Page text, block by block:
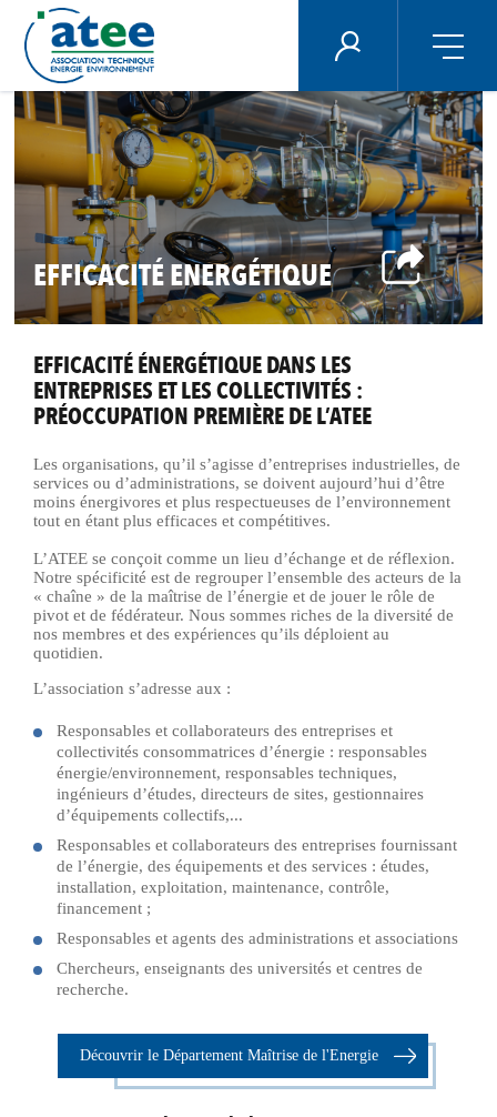
Aller
au
principal
ÉNERGIE PLUS
EFFICACITÉ ENERGÉTIQUE
EFFICACITÉ ÉNERGÉTIQUE DANS LES
ENTREPRISES ET LES COLLECTIVITÉS :
PRÉOCCUPATION PREMIÈRE DE L’ATEE
Les organisations, qu’il s’agisse d’entreprises industrielles, de
services ou d’administrations, se doivent aujourd’hui d’être
moins énergivores et plus respectueuses de l’environnement
tout en étant plus efficaces et compétitives.
L’ATEE se conçoit comme un lieu d’échange et de réflexion.
Notre spécificité est de regrouper l’ensemble des acteurs de la
« chaîne » de la maîtrise de l’énergie et de jouer le rôle de
pivot et de fédérateur. Nous sommes riches de la diversité de
nos membres et des expériences qu’ils déploient au
quotidien.
L’association s’adresse aux :
Responsables et collaborateurs des entreprises et
collectivités consommatrices d’énergie : responsables
énergie/environnement, responsables techniques,
ingénieurs d’études, directeurs de sites, gestionnaires
d’équipements collectifs,...
Responsables et collaborateurs des entreprises fournissant
de l’énergie, des équipements et des services : études,
installation, exploitation, maintenance, contrôle,
financement ;
Responsables et agents des administrations et associations
Chercheurs, enseignants des universités et centres de
recherche.
Découvrir le Département Maîtrise de l'Energie
Panneau de gestion des cookies